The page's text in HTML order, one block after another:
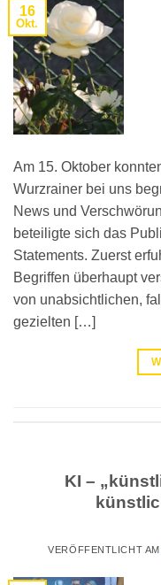
16
Okt.
Am 15. Oktober
Wurzrainer bei uns
News und
beteiligte sich das
Statements. Zuerst
Begriffen überhaupt
von unabsichtlichen,
gezielten […]
KI –
VERÖFFENTLICHT